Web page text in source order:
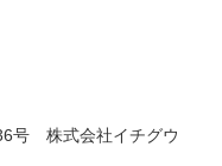
号 株式会社イチグウ